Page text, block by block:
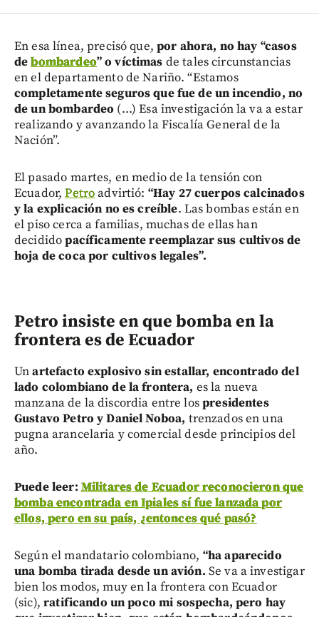
En esa línea, precisó que, por ahora, no hay “casos
debombardeo” o víctimas de tales circunstancias
en el departamento de Nariño. “Estamos
completamente seguros que fue de un incendio, no
de un bombardeo (...) Esa investigación la va a estar
realizando y avanzando la Fiscalía General de la
Nación”.
El pasado martes, en medio de la tensión con
Ecuador,Petroadvirtió: “Hay 27 cuerpos calcinados
y la explicación no es creíble. Las bombas están en
el piso cerca a familias, muchas de ellas han
decididopacíficamente reemplazar sus cultivos de
hoja de coca por cultivos legales”.
Petro insiste en que bomba en la
frontera es de Ecuador
Unartefacto explosivo sin estallar, encontrado del
lado colombiano de la frontera, es la nueva
manzana de la discordia entre lospresidentes
Gustavo Petro y Daniel Noboa, trenzados en una
pugna arancelaria y comercial desde principios del
año.
Puede leer:Militares de Ecuador reconocieron que
bomba encontrada en Ipiales sí fue lanzada por
ellos, pero en su país, ¿entonces qué pasó?
Según el mandatario colombiano, “ha aparecido
una bomba tirada desde un avión. Se va a investigar
bien los modos, muy en la frontera con Ecuador
(sic),ratificando un poco mi sospecha, pero hay